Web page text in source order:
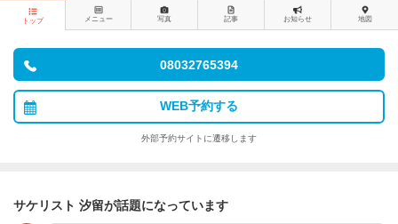
トップ メニュー 写真 記事 お知らせ 地図
08032765394
WEB予約する
外部予約サイトに遷移します
サケリスト 汐留が話題になっています